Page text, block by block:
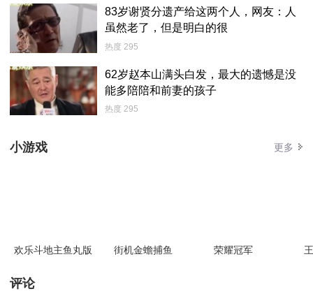
83岁谢贤分遗产给这两个人，网友：人
虽然老了，但是明白的很
热度 295
62岁赵本山满头白发，最大的遗憾是没
能多陪陪和前妻的孩子
热度 295
小游戏 更多
欢乐斗地主鱼丸版 街机金蟾捕鱼 荣耀冠军
评论